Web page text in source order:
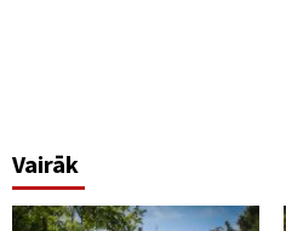
Vairāk